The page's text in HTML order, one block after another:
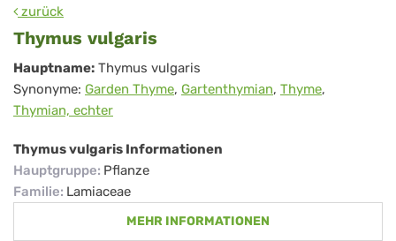
zurück
Thymus vulgaris
Thymus
vulgaris
Hauptname: Thymus vulgaris
Synonyme: Garden Thyme, Gartenthymian, Thyme,
Thymian, echter
Thymus vulgaris Informationen
Hauptgruppe: Pflanze
Familie: Lamiaceae
MEHR INFORMATIONEN